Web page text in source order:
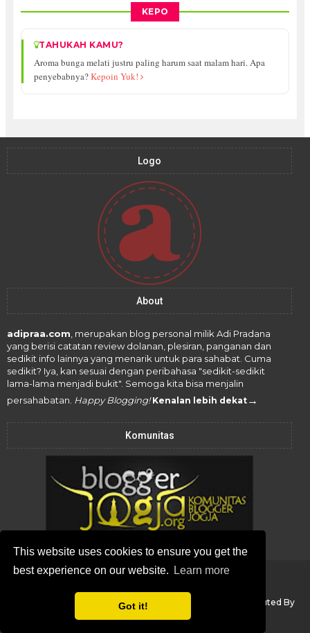
This website uses cookies to ensure you get the
best experience on our website.
Learn more
Got it!
KEPO
TAHUKAH KAMU?
Aroma bunga melati justru paling harum saat malam hari. Apa
penyebabnya?Kepoin Yuk!
Logo
About
adipraa.com , merupakan blog personal milik Adi Pradana
yang berisi catatan review dolanan, plesiran, panganan dan
sedikit info lainnya yang menarik untuk para sahabat. Cuma
sedikit? Iya, kan sesuai dengan peribahasa "sedikit-sedikit
lama-lama menjadi bukit". Semoga kita bisa menjalin
persahabatan. Happy Blogging! Kenalan lebih dekat →
Komunitas
Created with
& Distributed By
Bloggertemplates4u